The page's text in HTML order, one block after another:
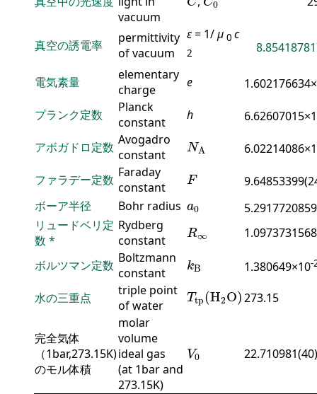
vacuum
0
真空の誘電率
permittivity
of vacuum
ε= 1/μ 0 c
2
電気素量
elementary
charge
e
プランク定数
Planck
constant
h
アボガドロ定数 Avogadro
constant
NA
NA
ファラデー定数 Faraday
constant
F
F
ボーア半径
Bohr radius a0
a0
リュードベリ定
数 *
Rydberg
constant
R∞
R∞
ボルツマン定数 Boltzmann
constant
kB
k 1.380649×10-
水の三重点
triple point
of water
Ttp(H2O)
Ttp(H 2O)273.15
完全気体
（1bar,273.15K)
のモル体積
molar
volume
ideal gas
(at 1bar and
273.15K)
V0
V0 22.710981(40)